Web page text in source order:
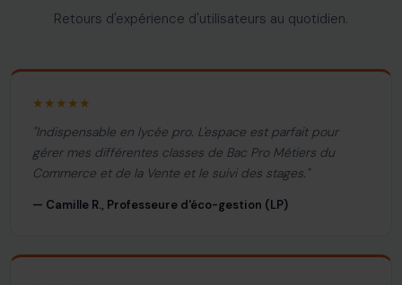
Retours d'expérience d'utilisateurs au quotidien.
★★★★★
"Indispensable en lycée pro. L'espace est parfait pour
gérer mes différentes classes de Bac Pro Métiers du
Commerce et de la Vente et le suivi des stages."
— Camille R., Professeure d'éco-gestion (LP)